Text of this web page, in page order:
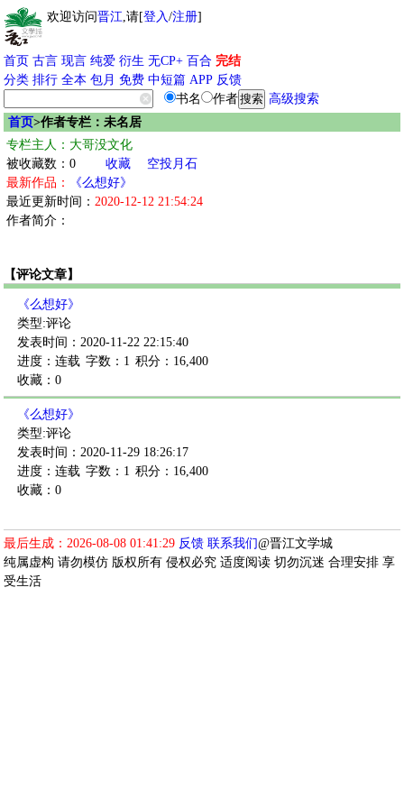
欢迎访问晋江,请[登入/注册]
首页 古言 现言 纯爱 衍生 无CP+ 百合 完结
分类 排行 全本 包月 免费 中短篇 APP 反馈
书名
作者
高级搜索
首页>作者专栏：未名居
专栏主人：大哥没文化
被收藏数：0
收藏
空投月石
最新作品：
《么想好》
最近更新时间： 2020-12-12 21:54:24
作者简介：
【评论文章】
《么想好》
类型:评论
发表时间：2020-11-22 22:15:40
进度：连载 字数：1 积分：16,400
收藏：0
《么想好》
类型:评论
发表时间：2020-11-29 18:26:17
进度：连载 字数：1 积分：16,400
收藏：0
最后生成：2026-08-08 01:41:29 反馈 联系我们@晋江文学城
纯属虚构 请勿模仿 版权所有 侵权必究 适度阅读 切勿沉迷 合理安排 享
受生活